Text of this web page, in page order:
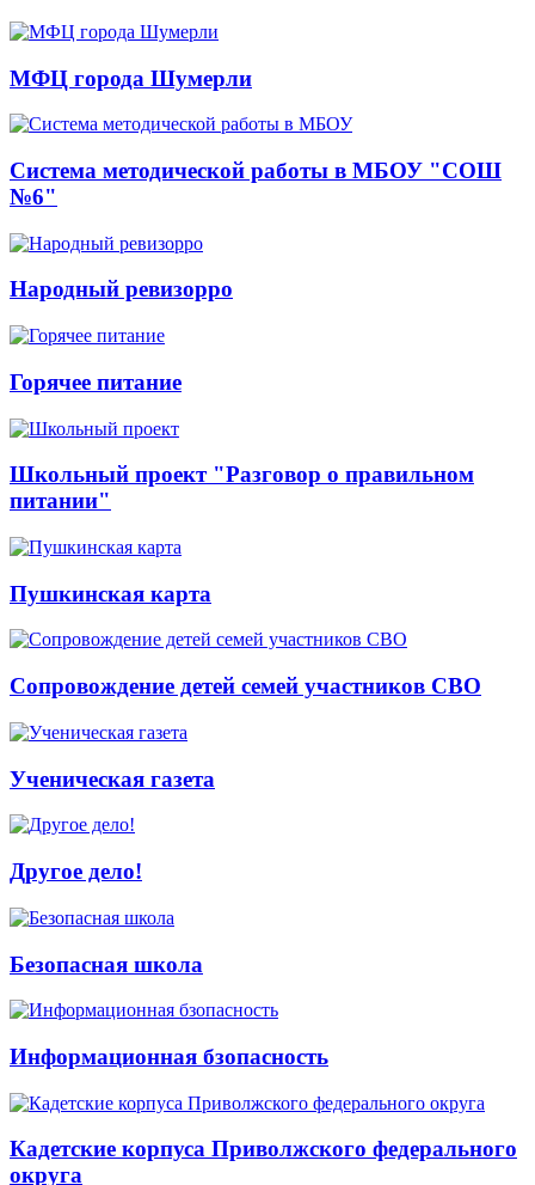
МФЦ города Шумерли
Система методической работы в МБОУ "СОШ
№6"
Народный ревизорро
Горячее питание
Школьный проект "Разговор о правильном
питании"
Пушкинская карта
Сопровождение детей семей участников СВО
Ученическая газета
Другое дело!
Безопасная школа
Информационная бзопасность
Кадетские корпуса Приволжского федерального
округа